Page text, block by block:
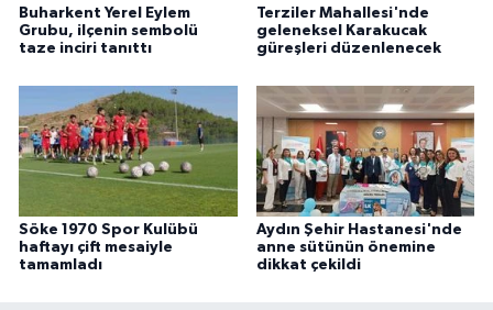
Buharkent Yerel Eylem
Grubu, ilçenin sembolü
taze inciri tanıttı
Terziler Mahallesi'nde
geleneksel Karakucak
güreşleri düzenlenecek
Söke 1970 Spor Kulübü
haftayı çift mesaiyle
tamamladı
Aydın Şehir Hastanesi'nde
anne sütünün önemine
dikkat çekildi